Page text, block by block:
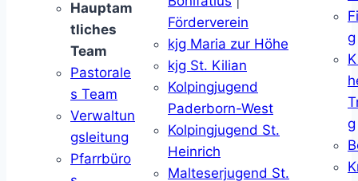
Hauptam
tliches
Team
Pastorale
s Team
Verwaltun
gsleitung
Pfarrbüro
Förderverein
kjg Maria zur Höhe
kjg St. Kilian
Kolpingjugend
Paderborn-West
Kolpingjugend St.
Heinrich
Malteserjugend St.
g
g